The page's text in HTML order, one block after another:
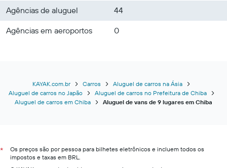
Agências de aluguel
44
Agências em aeroportos
0
KAYAK.com.br Carros
Aluguel de carros na Ásia
Aluguel de carros no Japão
Aluguel de carros no Prefeitura de Chiba
Aluguel de carros em Chiba
Aluguel de vans de 9 lugares em Chiba
*
Os preços são por pessoa para bilhetes eletrônicos e incluem todos os
impostos e taxas em BRL.